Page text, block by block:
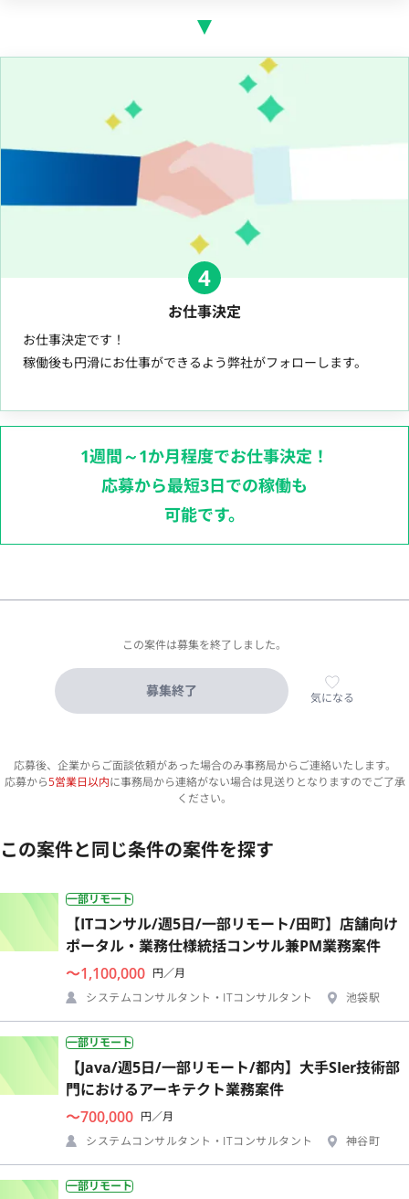
4
お仕事決定
お仕事決定です！
稼働後も円滑にお仕事ができるよう弊社がフォローします。
1週間～1か月程度でお仕事決定！
応募から最短3日での稼働も
可能です。
この案件は募集を終了しました。
募集終了 気になる
応募後、企業からご面談依頼があった場合のみ事務局からご連絡いたします。
応募から5営業日以内に事務局から連絡がない場合は見送りとなりますのでご了承
ください。
この案件と同じ条件の案件を探す
一部リモート
【ITコンサル/週5日/一部リモート/田町】店舗向け
ポータル・業務仕様統括コンサル兼PM業務案件
〜1,100,000 円／月
システムコンサルタント・ITコンサルタント
池袋駅
一部リモート
【Java/週5日/一部リモート/都内】大手SIer技術部
門におけるアーキテクト業務案件
〜700,000 円／月
システムコンサルタント・ITコンサルタント
神谷町
一部リモート